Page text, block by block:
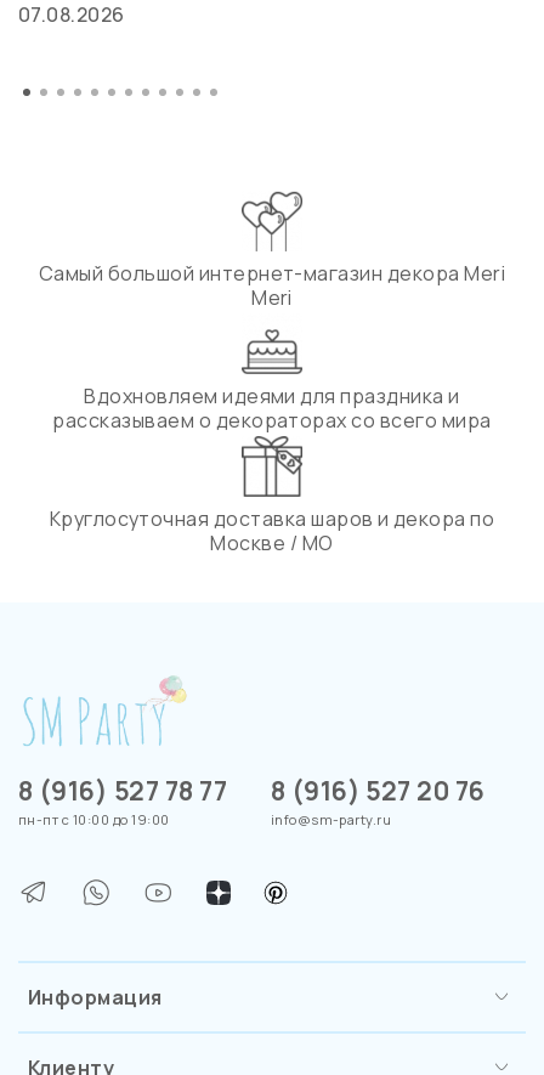
07.08.2026
Самый большой интернет-магазин декора Meri
Meri
Вдохновляем идеями для праздника и
рассказываем о декораторах со всего мира
Круглосуточная доставка шаров и декора по
Москве / МО
Информация
Клиенту
8 (916) 527 78 77
пн-пт с 10:00 до 19:00
8 (916) 527 20 76
info@sm-party.ru